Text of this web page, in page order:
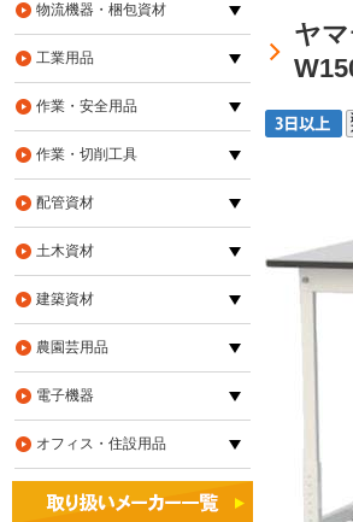
ヤ
物流機器・梱包資材
工業用品
作業・安全用品
作業・切削工具
配管資材
土木資材
建築資材
農園芸用品
電子機器
オフィス・住設用品